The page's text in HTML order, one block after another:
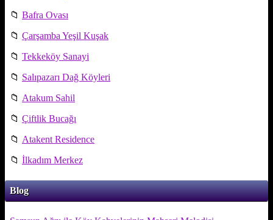
📁 Bafra Ovası
📁 Çarşamba Yeşil Kuşak
📁 Tekkeköy Sanayi
📁 Salıpazarı Dağ Köyleri
📁 Atakum Sahil
📁 Çiftlik Bucağı
📁 Atakent Residence
📁 İlkadım Merkez
Blog